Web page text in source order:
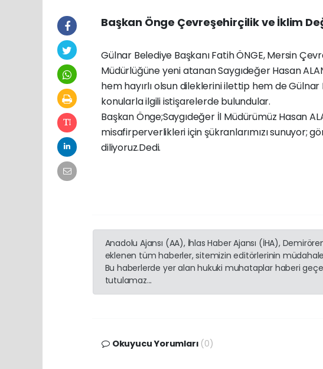
Başkan Önge Çevreşehirçilik ve İklim
Gülnar Belediye Başkanı Fatih ÖNGE, Mersin
Müdürlüğüne yeni atanan Saygıdeğer Hasan
hem hayırlı olsun dileklerini ilettip hem de
konularla ilgili istişarelerde bulundular.
Başkan Önge;Saygıdeğer İl Müdürümüz Hasan
misafirperverlikleri için şükranlarımızı sunuyor;
diliyoruz.Dedi.
Anadolu Ajansı (AA), İhlas Haber Ajansı (İHA),
eklenen tüm haberler, sitemizin editörlerinin
Bu haberlerde yer alan hukuki muhataplar haberi
tutulamaz...
Okuyucu Yorumları (0)